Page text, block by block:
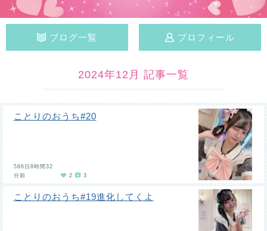
ブログ一覧 プロフィール
2024年12月 記事一覧
ことりのおうち#20
586日8時間32
分前
2 3
ことりのおうち#19進化してくよ